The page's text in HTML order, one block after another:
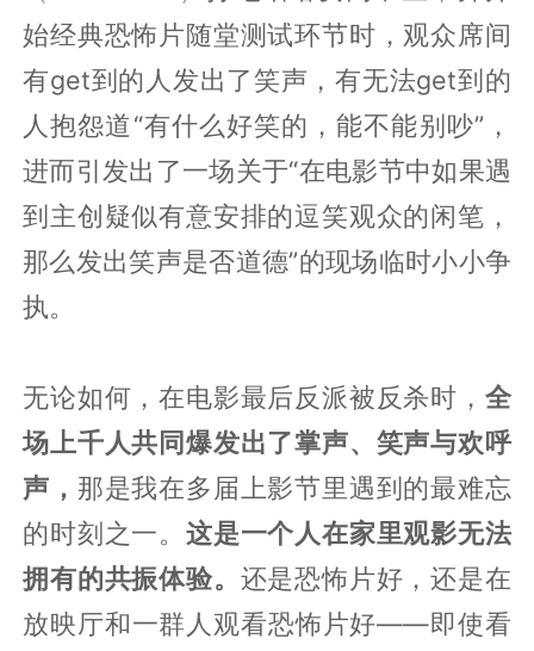
始经典恐怖片随堂测试环节时，观众席间
有get到的人发出了笑声，有无法get到的
人抱怨道“有什么好笑的，能不能别吵”，
进而引发出了一场关于“在电影节中如果遇
到主创疑似有意安排的逗笑观众的闲笔，
那么发出笑声是否道德”的现场临时小小争
执。
无论如何，在电影最后反派被反杀时， 全
场上千人共同爆发出了掌声、笑声与欢呼
声， 那是我在多届上影节里遇到的最难忘
的时刻之一。 这是一个人在家里观影无法
拥有的共振体验。 还是恐怖片好，还是在
放映厅和一群人观看恐怖片好——即使看